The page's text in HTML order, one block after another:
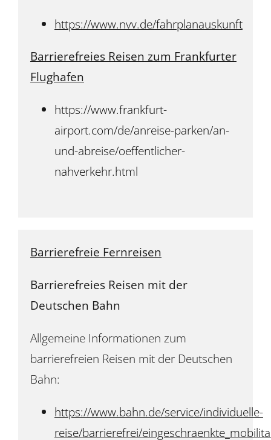
https://www.nvv.de/fahrplanauskunft
Barrierefreies Reisen zum Frankfurter
Flughafen
https://www.frankfurt-
airport.com/de/anreise-parken/an-
und-abreise/oeffentlicher-
nahverkehr.html
Barrierefreie Fernreisen
Barrierefreies Reisen mit der
Deutschen Bahn
Allgemeine Informationen zum
barrierefreien Reisen mit der Deutschen
Bahn:
https://www.bahn.de/service/individuelle-
reise/barrierefrei/